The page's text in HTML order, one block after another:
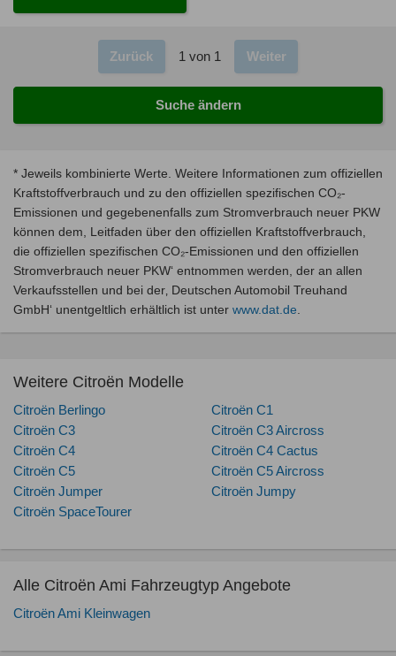
Weitere Citroën Modelle
Citroën Berlingo
Citroën C1
Citroën C3
Citroën C3 Aircross
Citroën C4
Citroën C4 Cactus
Citroën C5
Citroën C5 Aircross
Citroën Jumper
Citroën Jumpy
Citroën SpaceTourer
Alle Citroën Ami Fahrzeugtyp Angebote
Citroën Ami Kleinwagen
Zurück 1 von 1 Weiter
Suche ändern
* Jeweils kombinierte Werte. Weitere Informationen zum offiziellen
Kraftstoffverbrauch und zu den offiziellen spezifischen CO₂-
Emissionen und gegebenenfalls zum Stromverbrauch neuer PKW
können dem, Leitfaden über den offiziellen Kraftstoffverbrauch,
die offiziellen spezifischen CO₂-Emissionen und den offiziellen
Stromverbrauch neuer PKW‘ entnommen werden, der an allen
Verkaufsstellen und bei der‚ Deutschen Automobil Treuhand
GmbH‘ unentgeltlich erhältlich ist unter www.dat.de